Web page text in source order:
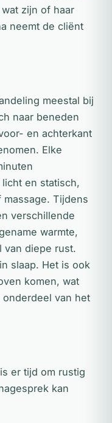
zijn of haar
neemt de cliënt
meestal bij
naar beneden
en achterkant
Elke
en statisch,
Tijdens
verschillende
warmte,
van diepe rust.
slaap. Het is ook
komen, wat
van het
er tijd om rustig
kan